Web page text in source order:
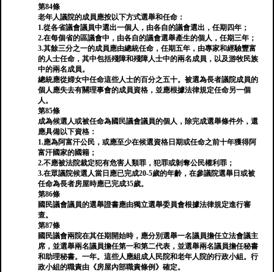
第84條
老年人議院的成員應按以下方式選舉和任命：
1.從各省議會議員中選出一個人，由各自的議會選出，任期四年；
2.在每個省的區議會中，由各自的議會選舉產生的個人，任期三年；
3.其餘三分之一的成員應由總統任命，任期五年，由專家和經驗豐富
的人士任命，其中包括殘障和殘障人士中的兩名成員，以及游牧民族
中的兩名成員。
總統應從婦女中任命這些人士的百分之五十。被選為長者議院成員的
個人應失去有關理事會的成員資格，並應根據法律規定任命另一個
人。
第85條
成為候選人或被任命為國民議會議員的個人，除完成選舉條件外，還
應具備以下資格：
1.應為阿富汗公民，或應至少在候選資格日期或任命之前十年獲得阿
富汗國家的國籍；
2.不應被法院裁定犯有危害人類罪，犯罪或剝奪公民權利罪；
3.在眾議院候選人當日應已完成20-5歲的年齡，在參議院選舉日或被
任命為長者房屋時應已完成35歲。
第86條
國民議會議員的選舉證書應由獨立選舉委員會根據法律規定進行審
查。
第87條
國民議會兩院在其任期開始時，應分別選舉一名議員擔任立法會議主
席，並選舉兩名議員擔任第一和第二代表，並選舉兩名議員擔任秘書
和助理秘書。一年。這些人應組成人民院和老年人院的行政小組。行
政小組的職責由《房屋內部職責條例》確定。